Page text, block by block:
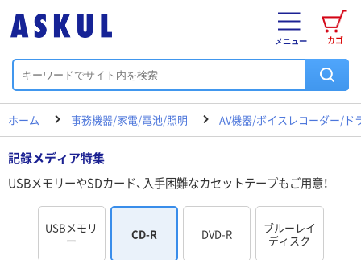
カゴ
メニュー
ホーム 事務機器/家電/電池/照明 AV機器/ボイスレコーダー/ド
記録メディア特集
USBメモリーやSDカード、入手困難なカセットテープもご用意！
USBメモリ
ー
CD-R DVD-R
ブルーレイ
ディスク